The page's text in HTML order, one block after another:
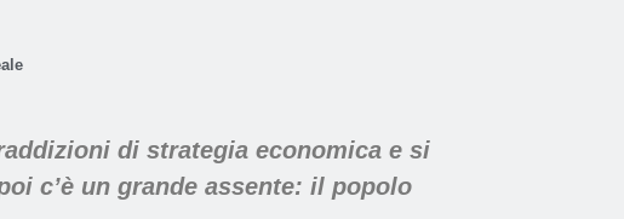
di strategia economica e si
c’è un grande assente: il popolo